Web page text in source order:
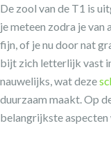
De zool van de T1 is
je meteen zodra je van
fijn, of je nu door nat
bijt zich letterlijk vast
nauwelijks, wat deze
duurzaam maakt. Op
belangrijkste aspecten